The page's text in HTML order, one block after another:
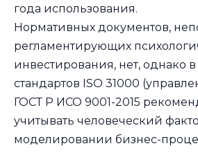
года использования.
Нормативных документов,
регламентирующих
инвестирования, нет, однако
стандартов ISO 31000
ГОСТ Р ИСО 9001-2015
учитывать человеческий
моделировании бизнес-